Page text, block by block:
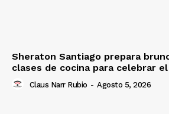
Sheraton Santiago prepara
clases de cocina para celebrar
Claus Narr Rubio - Agosto 5, 2026